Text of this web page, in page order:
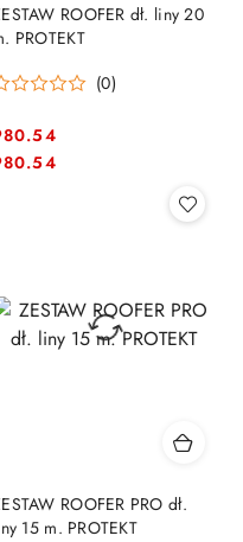
ROOFER dł. liny 20
PROTEKT
(0)
ROOFER PRO dł.
15 m. PROTEKT